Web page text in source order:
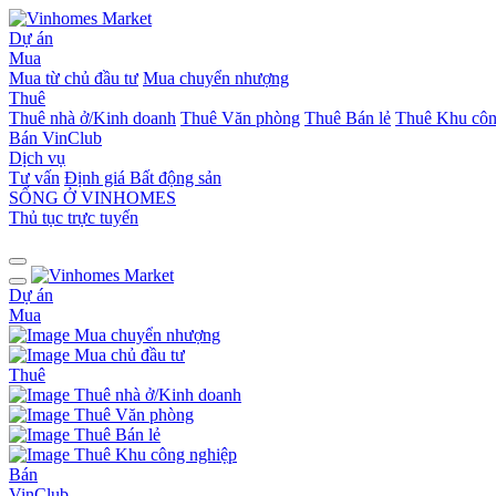
Dự án
Mua
Mua từ chủ đầu tư Mua chuyển nhượng
Thuê
Thuê nhà ở/Kinh doanh Thuê Văn phòng Thuê Bán lẻ Thuê Khu
Bán VinClub
Dịch vụ
Tư vấn Định giá Bất động sản
SỐNG Ở VINHOMES
Thủ tục trực tuyến
Dự án
Mua
Mua chuyển nhượng
Mua chủ đầu tư
Thuê
Thuê nhà ở/Kinh doanh
Thuê Văn phòng
Thuê Bán lẻ
Thuê Khu công nghiệp
Bán